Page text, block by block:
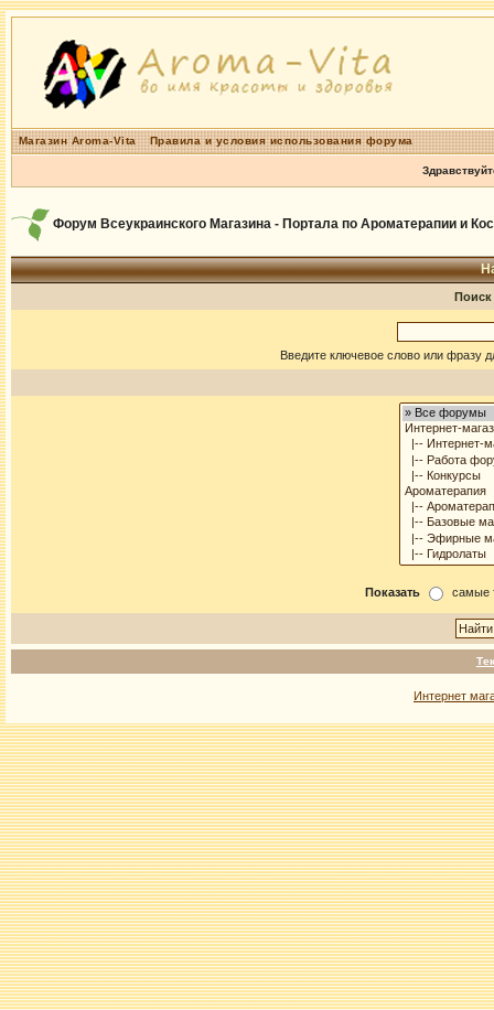
Магазин Aroma-Vita Правила и условия использования форума
Форум Всеукраинского Магазина - Портала по Ароматерапии и
Введите ключевое слово или фразу
Показать самые
Интернет